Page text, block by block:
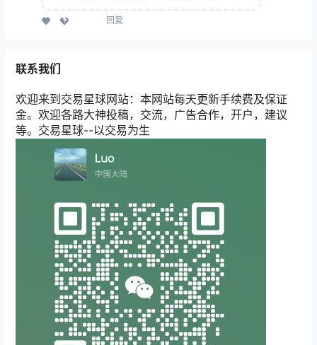
回复
联系我们
欢迎来到交易星球网站：本网站每天更新手续费及保证
金。欢迎各路大神投稿，交流，广告合作，开户，建议
等。交易星球--以交易为生